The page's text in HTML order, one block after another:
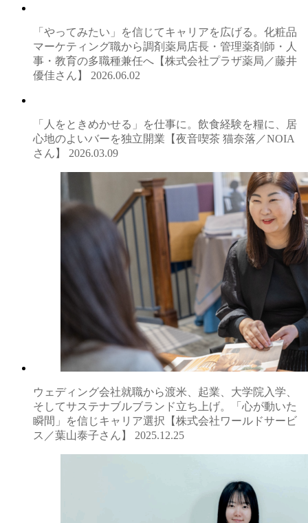
「やってみたい」を信じてキャリアを広げる。化粧品
マーケティング職から調剤薬局店長・管理薬剤師・人
事・教育の多職種兼任へ【株式会社プラザ薬局／藤井
優佳さん】 2026.06.02
「人をときめかせる」を仕事に。飲食経験を糧に、居
心地のよいバーを独立開業【夜音喫茶 猫奈落／NOIA
さん】 2026.03.09
ウェディング会社就職から渡米、起業、大学院入学、
そしてサステナブルブランド立ち上げ。「心が動いた
瞬間」を信じキャリア選択【株式会社ワールドサービ
ス／葉山泰子さん】 2025.12.25